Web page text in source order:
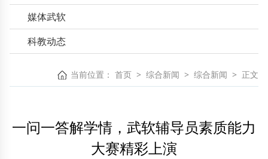
媒体武软
科教动态
当前位置： 首页 > 综合新闻 > 综合新闻 > 正文
一问一答解学情，武软辅导员素质能力
大赛精彩上演